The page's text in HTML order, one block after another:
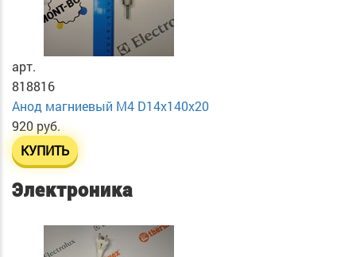
арт.
818816
Анод магниевый М4 D14х140х20
920 руб.
КУПИТЬ
Электроника